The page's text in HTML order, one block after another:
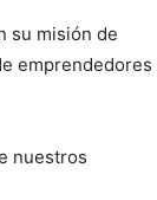
su misión de
emprendedores
nuestros